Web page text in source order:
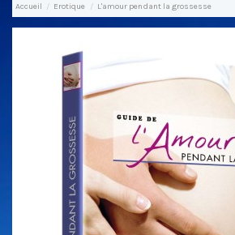
Accueil Erotique L'amour pendant la grossesse